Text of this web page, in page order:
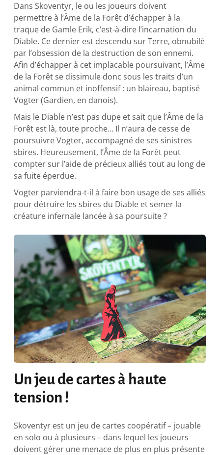
Dans Skoventyr, le ou les joueurs doivent
permettre à l’Âme de la Forêt d’échapper à la
traque de Gamle Erik, c’est-à-dire l’incarnation du
Diable. Ce dernier est descendu sur Terre, obnubilé
par l’obsession de la destruction de son ennemi.
Afin d’échapper à cet implacable poursuivant, l’Âme
de la Forêt se dissimule donc sous les traits d’un
animal commun et inoffensif : un blaireau, baptisé
Vogter (Gardien, en danois).
Mais le Diable n’est pas dupe et sait que l’Âme de la
Forêt est là, toute proche… Il n’aura de cesse de
poursuivre Vogter, accompagné de ses sinistres
sbires. Heureusement, l’Âme de la Forêt peut
compter sur l’aide de précieux alliés tout au long de
sa fuite éperdue.
Vogter parviendra-t-il à faire bon usage de ses alliés
pour détruire les sbires du Diable et semer la
créature infernale lancée à sa poursuite ?
Un jeu de cartes à haute
tension !
Skoventyr est un jeu de cartes coopératif – jouable
en solo ou à plusieurs – dans lequel les joueurs
doivent gérer une menace de plus en plus présente